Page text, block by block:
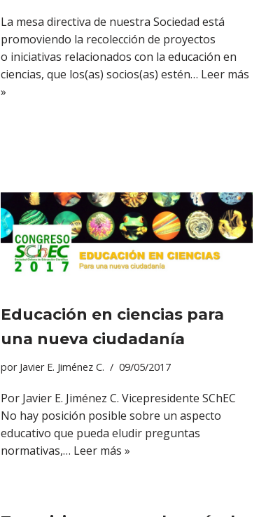
La mesa directiva de nuestra Sociedad está
promoviendo la recolección de proyectos
o iniciativas relacionados con la educación en
ciencias, que los(as) socios(as) estén… Leer más
»
Educación en ciencias para
una nueva ciudadanía
por Javier E. Jiménez C. 09/05/2017
Por Javier E. Jiménez C. Vicepresidente SChEC
No hay posición posible sobre un aspecto
educativo que pueda eludir preguntas
normativas,… Leer más »